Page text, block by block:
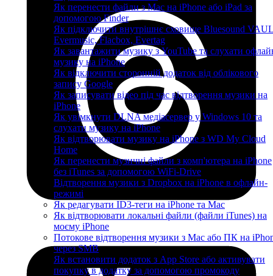
Як перенести файли з Mac на iPhone або iPad за
допомогою Finder
Як підключити внутрішнє сховище Bluesound
Evermusic, Flacbox, Evertag
Як завантажити музику з YouTube та слухати
музику на iPhone
Як відключити сторонній додаток від облікового
запису Google
Як записувати відео під час відтворення музики на
iPhone
Як увімкнути DLNA медіасервер у Windows 10 та
слухати музику на iPhone
Як відтворювати музику на iPhone з WD My Cloud
Home
Як перенести музичні файли з комп'ютера на iPhone
без iTunes за допомогою WiFi-Drive
Відтворення музики з Dropbox на iPhone в офлайн-
режимі
Як редагувати ID3-теги на iPhone та Mac
Як відтворювати локальні файли (файли iTunes) на
моєму iPhone
Потокове відтворення музики з Mac або ПК на
через SMB
Як встановити додаток з App Store або активувати
покупку в додатку за допомогою промокоду